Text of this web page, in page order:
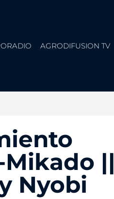
AGRODIFUSION TV
||
Nyobi